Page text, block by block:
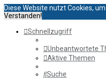
Diese Website nutzt Cookies,
Verstanden!
Schnellzugriff
Unbeantwortete
Aktive Themen
Suche